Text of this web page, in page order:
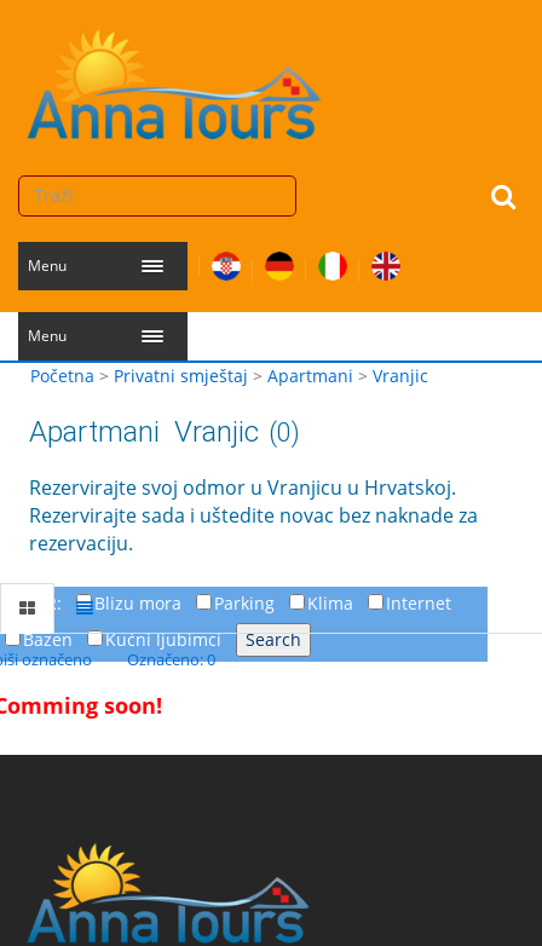
Menu
Menu
Početna > Privatni smještaj > Apartmani > Vranjic
Apartmani Vranjic (0)
Rezervirajte svoj odmor u Vranjicu u Hrvatskoj.
Rezervirajte sada i uštedite novac bez naknade za
rezervaciju.
FILTER: Blizu mora Parking Klima
Internet
Bazen
Kućni ljubimci
označeno Označeno: 0
soon!